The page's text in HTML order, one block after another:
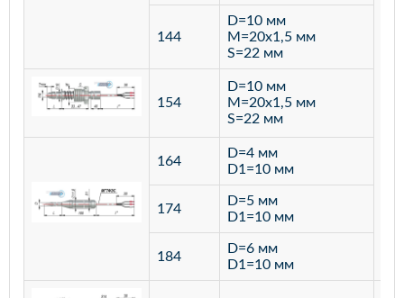
144
D=10 мм
M=20х1,5 мм
S=22 мм
154
D=10 мм
M=20х1,5 мм
S=22 мм
164
D=4 мм
D1=10 мм
174
D=5 мм
D1=10 мм
184
D=6 мм
D1=10 мм